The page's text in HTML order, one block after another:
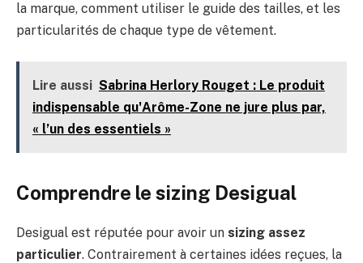
la marque, comment utiliser le guide des tailles, et les
particularités de chaque type de vêtement.
Lire aussi Sabrina Herlory Rouget : Le produit
indispensable qu'Arôme-Zone ne jure plus par,
« l’un des essentiels »
Comprendre le sizing Desigual
Desigual est réputée pour avoir un sizing assez
particulier. Contrairement à certaines idées reçues, la